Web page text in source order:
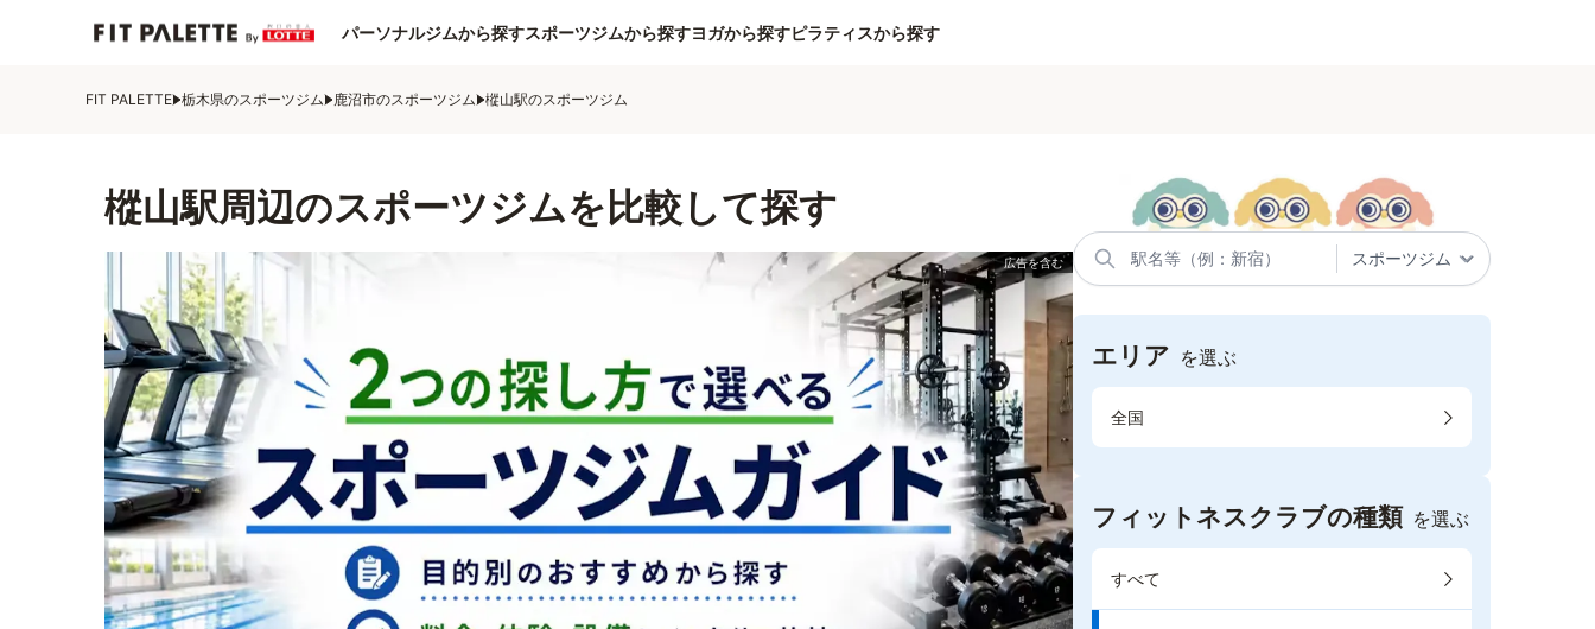
パーソナルジムから探すスポーツジムから探すヨガから探すピラティスから探す
FIT PALETTE 栃木県のスポーツジム 鹿沼市のスポーツジム 樅山駅のスポーツジム
樅山駅周辺のスポーツジムを比較して探す
エリア を選ぶ
全国
フィットネスクラブの種類 を選ぶ
すべて